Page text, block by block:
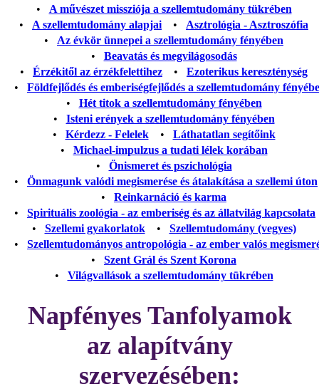
• A művészet missziója a szellemtudomány tükrében
• A szellemtudomány alapjai • Asztrológia - Asztroszófia
• Az évkör ünnepei a szellemtudomány fényében
• Beavatás és megvilágosodás
• Érzékitől az érzékfelettihez • Ezoterikus kereszténység
• Földfejlődés és emberiségfejlődés a szellemtudomány
• Hét titok a szellemtudomány fényében
• Isteni erények a szellemtudomány fényében
• Kérdezz - Felelek• Láthatatlan segítőink
• Michael-impulzus a tudati lélek korában
• Önismeret és pszichológia
• Önmagunk valódi megismerése és átalakítása a szellemi úton
• Reinkarnáció és karma
• Spirituális zoológia - az emberiség és az állatvilág kapcsolata
• Szellemi gyakorlatok• Szellemtudomány (vegyes)
• Szellemtudományos antropológia - az ember valós
• Szent Grál és Szent Korona
• Világvallások a szellemtudomány tükrében
Napfényes Tanfolyamok
az alapítvány
szervezésében: